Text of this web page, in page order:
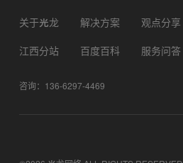
关于光龙 解决方案 观点分享
江西分站
百度百科 服务问答
咨询：136-6297-4469